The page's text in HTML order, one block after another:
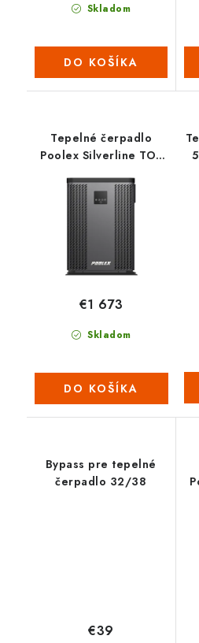
Skladom
DO KOŠÍKA
Tepelné čerpadlo
Poolex Silverline TOP
Skladom
€1 673
DO KOŠÍKA
Bypass pre tepelné
čerpadlo 32/38
€39